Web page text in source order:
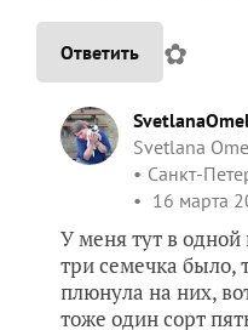
Ответить ✿
Svetlana
Санкт-
16 марта
У меня тут в
три семечка было,
плюнула на них,
тоже один сорт